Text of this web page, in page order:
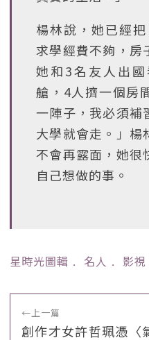
楊林說，她已經
求學經費不夠，房
她和3名友人出
艙，4人擠一個房
一陣子，我必須補
大學就會走。」楊
不會再露面，她很
自己想做的事。
星時光圖輯 ﹒ 名人 ﹒ 影視
←上一篇
創作才女許哲珮憑